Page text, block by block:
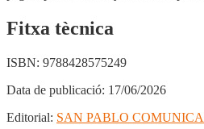
Fitxa tècnica
ISBN: 9788428575249
Data de publicació: 17/06/2026
Editorial: SAN PABLO